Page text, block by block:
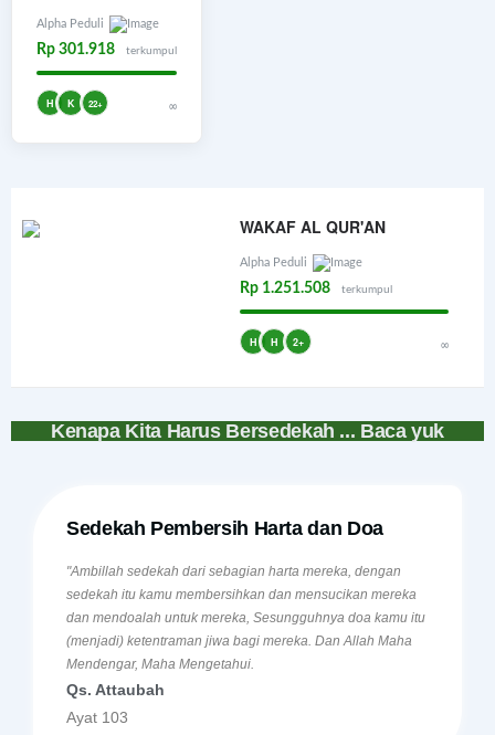
Alpha Peduli
Rp 301.918 terkumpul
H K 22+ ∞
WAKAF AL QUR'AN
Alpha Peduli
Rp 1.251.508 terkumpul
H H 2+ ∞
Kenapa Kita Harus Bersedekah ... Baca yuk
Sedekah Pembersih Harta dan Doa
"Ambillah sedekah dari sebagian harta mereka, dengan
sedekah itu kamu membersihkan dan mensucikan mereka
dan mendoalah untuk mereka, Sesungguhnya doa kamu itu
(menjadi) ketentraman jiwa bagi mereka. Dan Allah Maha
Mendengar, Maha Mengetahui.
Qs. Attaubah
Ayat 103